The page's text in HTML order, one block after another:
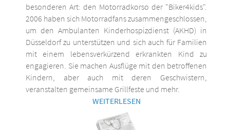
besonderen Art: den Motorradkorso der "Biker4kids".
2006 haben sich Motorradfans zusammengeschlossen,
um den Ambulanten Kinderhospizdienst (AKHD) in
Düsseldorf zu unterstützen und sich auch für Familien
mit einem lebensverkürzend erkrankten Kind zu
engagieren. Sie machen Ausflüge mit den betroffenen
Kindern, aber auch mit deren Geschwistern,
veranstalten gemeinsame Grillfeste und mehr.
WEITERLESEN